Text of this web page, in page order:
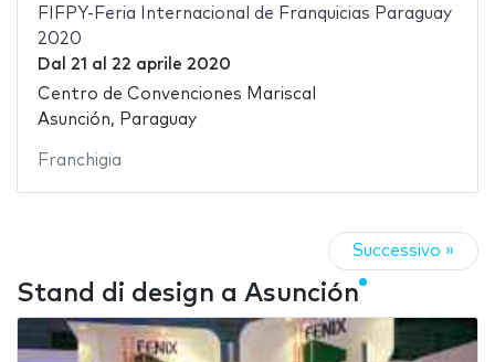
FIFPY-Feria Internacional de Franquicias Paraguay
2020
Dal 21 al 22 aprile 2020
Centro de Convenciones Mariscal
Asunción, Paraguay
Franchigia
Successivo »
Stand di design a Asunción